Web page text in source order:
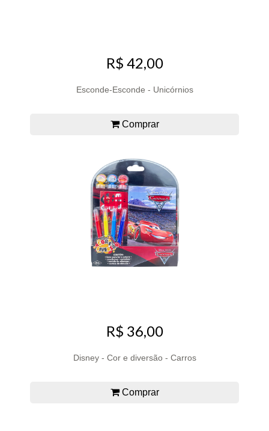
R$ 42,00
Esconde-Esconde - Unicórnios
Comprar
R$ 36,00
Disney - Cor e diversão - Carros
Comprar